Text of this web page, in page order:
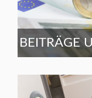
BEITRÄGE